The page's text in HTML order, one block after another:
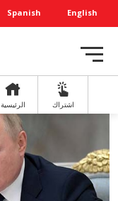
English
Spanish
اشتراك الرئيسية